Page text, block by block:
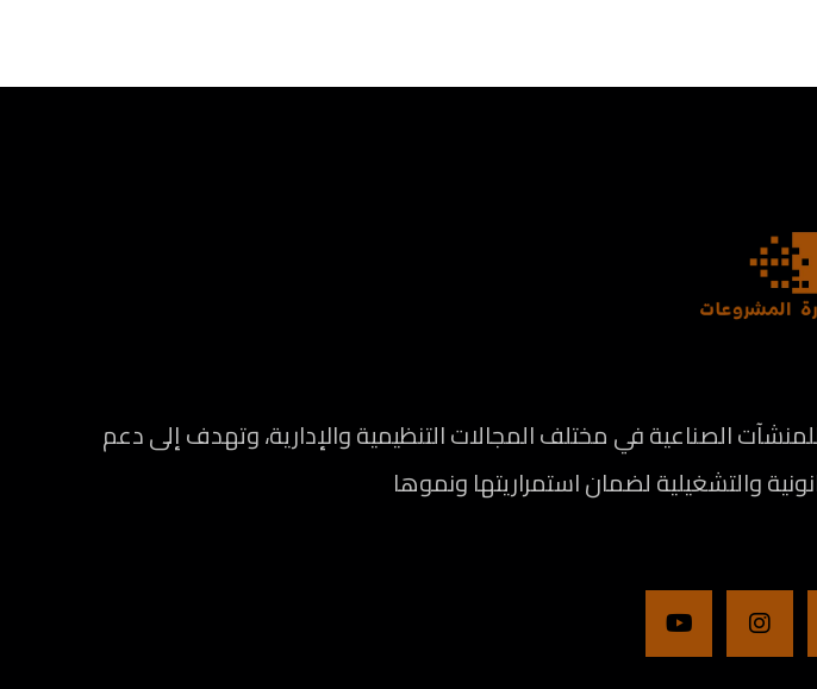
الصناعية في مختلف المجالات التنظيمية والإدارية، وتهدف إلى دعم
والتشغيلية لضمان استمراريتها ونموها